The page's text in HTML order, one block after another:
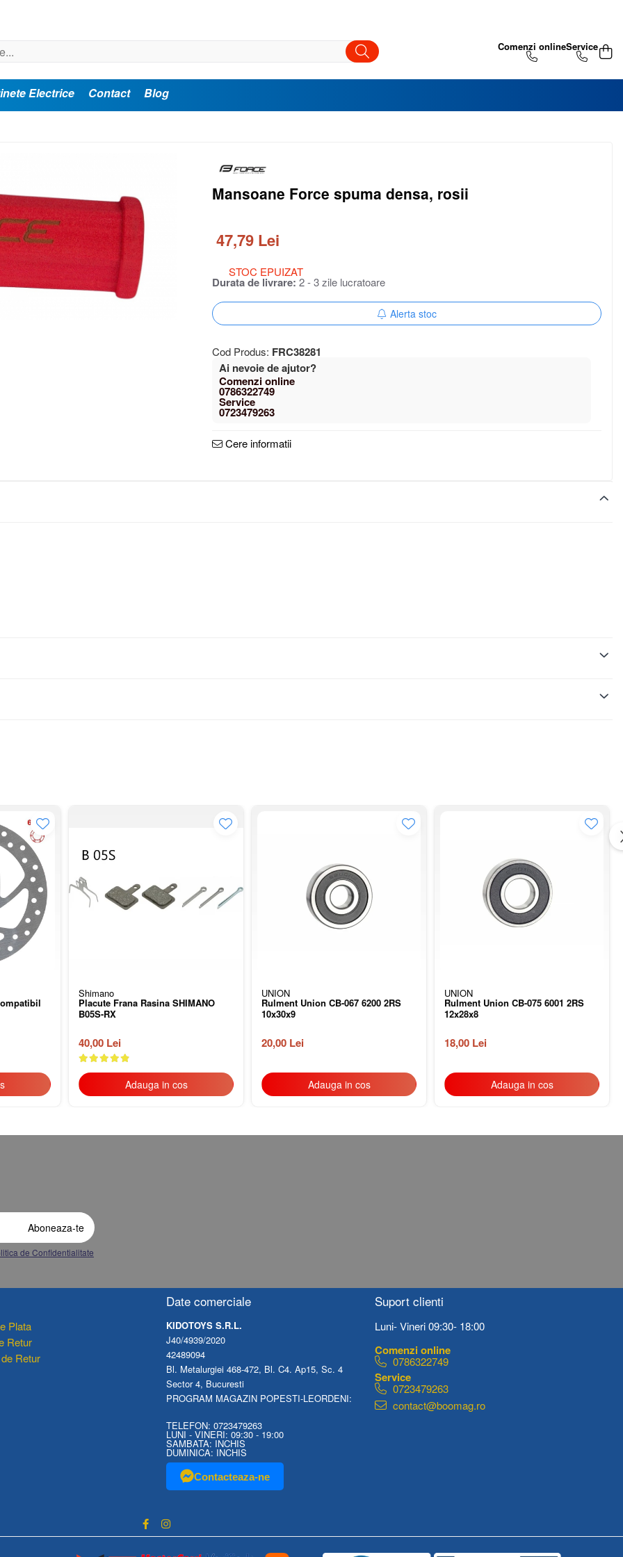
Electrice Contact Blog
Mansoane Force spuma densa, rosii
47,79 Lei
STOC EPUIZAT
Durata de livrare: 2 - 3 zile lucratoare
Alerta stoc
Cod Produs: FRC38281
Ai nevoie de ajutor?
0786322749
0723479263
Cere informatii
Shimano
Placute Frana Rasina SHIMANO
B05S-RX
40,00 Lei
Adauga in cos
UNION
Rulment Union CB-067 6200 2RS
10x30x9
20,00 Lei
Adauga in cos
UNION
Rulment Union CB-075 6001 2RS
12x28x8
18,00 Lei
Adauga in cos
de Confidentialitate
Plata
Retur
Retur
Date comerciale
KIDOTOYS S.R.L.
J40/4939/2020
42489094
Bl. Metalurgiei 468-472, Bl. C4. Ap15, Sc. 4
Sector 4, Bucuresti
PROGRAM MAGAZIN POPESTI-LEORDENI:
TELEFON: 0723479263
LUNI - VINERI: 09:30 - 19:00
SAMBATA: INCHIS
DUMINICA: INCHIS
Contacteaza-ne
Suport clienti
Luni- Vineri 09:30- 18:00
0786322749
0723479263
contact@boomag.ro